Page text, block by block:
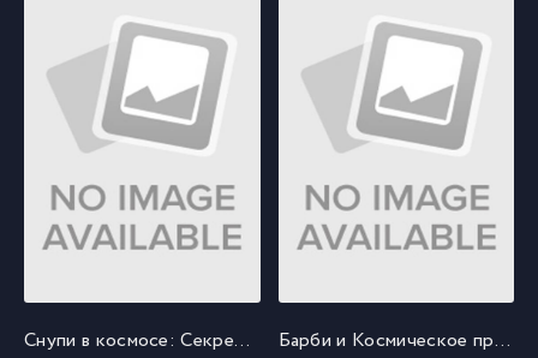
Снупи в космосе: Секреты «Аполлона-10» Барби и Космическое приключение